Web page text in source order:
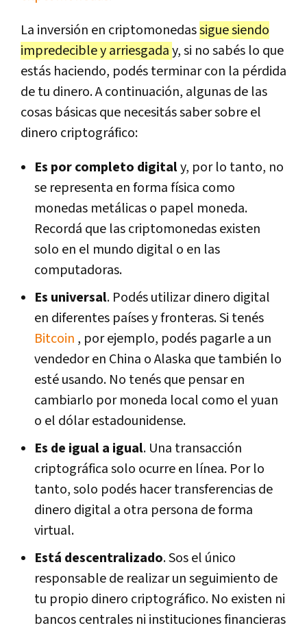
La inversión en criptomonedassigue siendo
impredecible y arriesgaday, si no sabés lo que
estás haciendo, podés terminar con la pérdida
de tu dinero. A continuación, algunas de las
cosas básicas que necesitás saber sobre el
dinero criptográfico:
Es por completo digitaly, por lo tanto, no
se representa en forma física como
monedas metálicas o papel moneda.
Recordá que las criptomonedas existen
solo en el mundo digital o en las
computadoras.
Es universal. Podés utilizar dinero digital
en diferentes países y fronteras. Si tenés
Bitcoin , por ejemplo, podés pagarle a un
vendedor en China o Alaska que también lo
esté usando. No tenés que pensar en
cambiarlo por moneda local como el yuan
o el dólar estadounidense.
Es de igual a igual. Una transacción
criptográfica solo ocurre en línea. Por lo
tanto, solo podés hacer transferencias de
dinero digital a otra persona de forma
virtual.
Está descentralizado. Sos el único
responsable de realizar un seguimiento de
tu propio dinero criptográfico. No existen ni
bancos centrales ni instituciones financieras